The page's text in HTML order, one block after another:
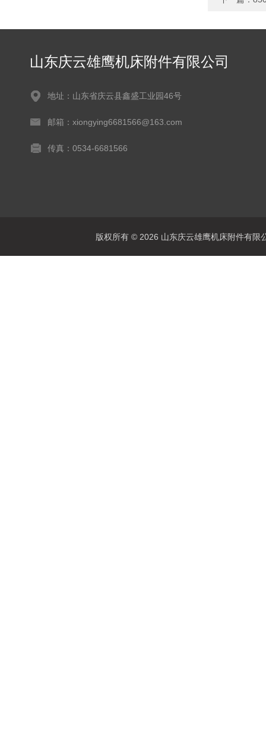
山东庆云雄鹰机床附件有限公司
地址：山东省庆云县鑫盛工业园46号
邮箱：xiongying6681566@163.com
传真：0534-6681566
版权所有 © 2026 山东庆云雄鹰机床附件有